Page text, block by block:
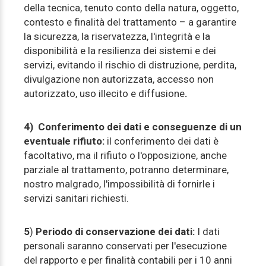
della tecnica, tenuto conto della natura, oggetto,
contesto e finalità del trattamento – a garantire
la sicurezza, la riservatezza, l'integrità e la
disponibilità e la resilienza dei sistemi e dei
servizi, evitando il rischio di distruzione, perdita,
divulgazione non autorizzata, accesso non
autorizzato, uso illecito e diffusione.
4) Conferimento dei dati e conseguenze di un
eventuale rifiuto: il conferimento dei dati è
facoltativo, ma il rifiuto o l'opposizione, anche
parziale al trattamento, potranno determinare,
nostro malgrado, l'impossibilità di fornirle i
servizi sanitari richiesti.
5) Periodo di conservazione dei dati: I dati
personali saranno conservati per l'esecuzione
del rapporto e per finalità contabili per i 10 anni